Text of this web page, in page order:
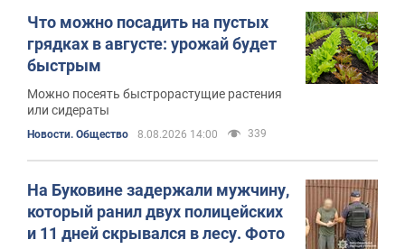
Что можно посадить на пустых
грядках в августе: урожай будет
быстрым
Можно посеять быстрорастущие растения
или сидераты
Новости. Общество 8.08.2026 14:00 339
На Буковине задержали мужчину,
который ранил двух полицейских
и 11 дней скрывался в лесу. Фото